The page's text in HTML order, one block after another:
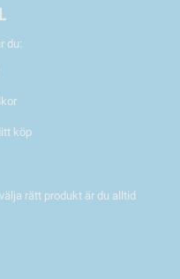
du:
köp
rätt produkt är du alltid